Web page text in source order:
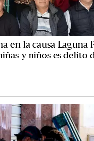
en la causa Laguna
y niños es delito